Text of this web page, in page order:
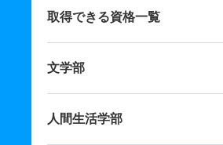
取得できる資格一覧
文学部
人間生活学部